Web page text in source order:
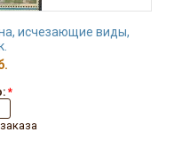
исчезающие виды,
*